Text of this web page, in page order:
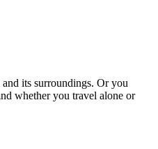
its surroundings. Or you
whether you travel alone or